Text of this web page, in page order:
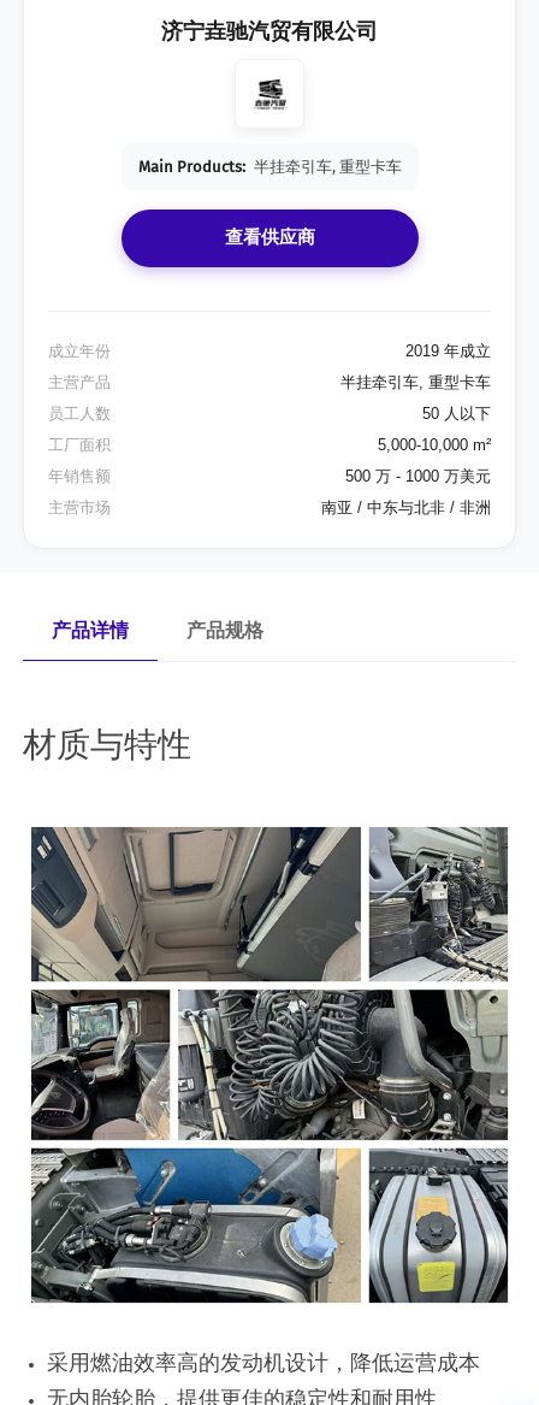
济宁垚驰汽贸有限公司
Main Products: 半挂牵引车, 重型卡车
查看供应商
成立年份
2019 年成立
主营产品
半挂牵引车, 重型卡车
员工人数
50 人以下
工厂面积
5,000-10,000 m²
年销售额
500 万 - 1000 万美元
主营市场
南亚 / 中东与北非 / 非洲
产品详情 产品规格
材质与特性
采用燃油效率高的发动机设计，降低运营成本
无内胎轮胎，提供更佳的稳定性和耐用性